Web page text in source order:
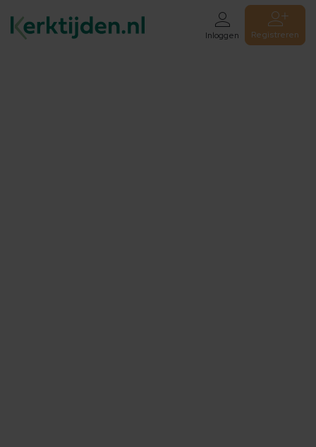
Inloggen Registreren